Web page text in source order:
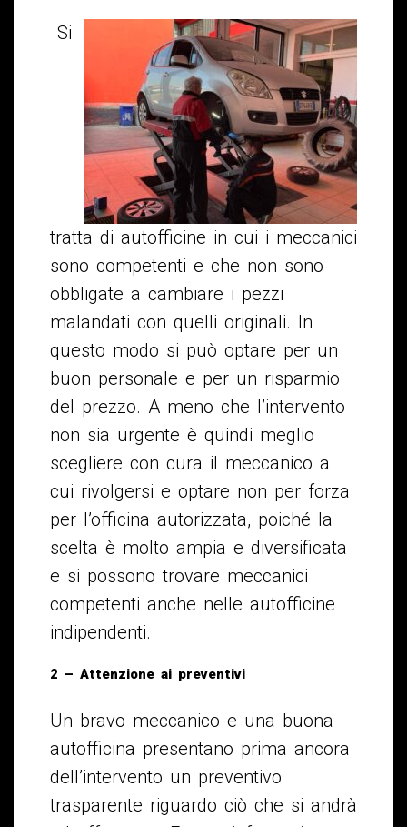
Si
tratta di autofficine in cui i meccanici
sono competenti e che non sono
obbligate a cambiare i pezzi
malandati con quelli originali. In
questo modo si può optare per un
buon personale e per un risparmio
del prezzo. A meno che l’intervento
non sia urgente è quindi meglio
scegliere con cura il meccanico a
cui rivolgersi e optare non per forza
per l’officina autorizzata, poiché la
scelta è molto ampia e diversificata
e si possono trovare meccanici
competenti anche nelle autofficine
indipendenti.
2 – Attenzione ai preventivi
Un bravo meccanico e una buona
autofficina presentano prima ancora
dell’intervento un preventivo
trasparente riguardo ciò che si andrà